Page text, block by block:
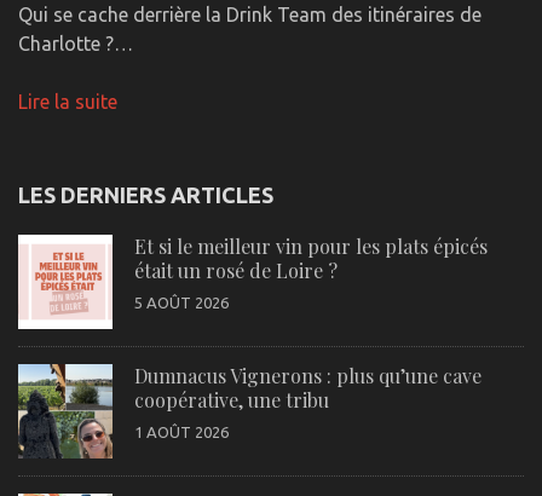
Qui se cache derrière la Drink Team des itinéraires de
Charlotte ?…
Lire la suite
LES DERNIERS ARTICLES
Et si le meilleur vin pour les plats épicés
était un rosé de Loire ?
5 AOÛT 2026
Dumnacus Vignerons : plus qu’une cave
coopérative, une tribu
1 AOÛT 2026